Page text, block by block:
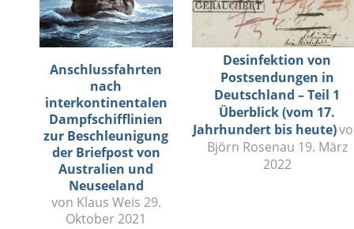
Anschlussfahrten
nach
interkontinentalen
Dampfschifflinien
zur Beschleunigung
der Briefpost von
Australien und
Neuseeland
von Klaus Weis 29.
Oktober 2021
Desinfektion von
Postsendungen in
Deutschland – Teil 1
Überblick (vom 17.
Jahrhundert bis heute)
Björn Rosenau 19. März
2022